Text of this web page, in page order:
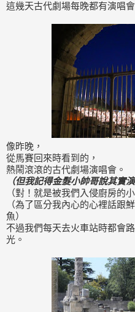
這幾天古代劇場每晚都有演唱會
像昨晚，
從馬賽回來時看到的，
熱鬧滾滾的古代劇場演唱會。
（但我記得金髮小帥哥說其實
（對！就是被我們入侵廚房的
（為了區分我內心的心裡話跟
魚）
不過我們每天去火車站時都會
光。